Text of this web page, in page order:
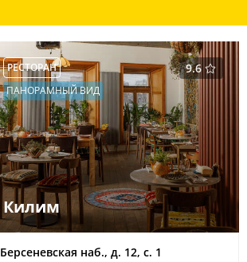
9.6
РЕСТОРАН
ПАНОРАМНЫЙ ВИД
Килим
Берсеневская наб., д. 12, с. 1